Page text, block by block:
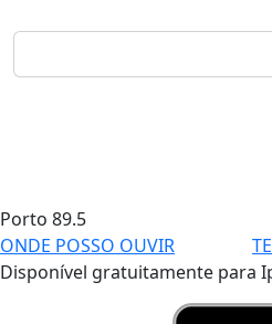
Porto 89.5
ONDE POSSO OUVIR
Disponível gratuitamente para